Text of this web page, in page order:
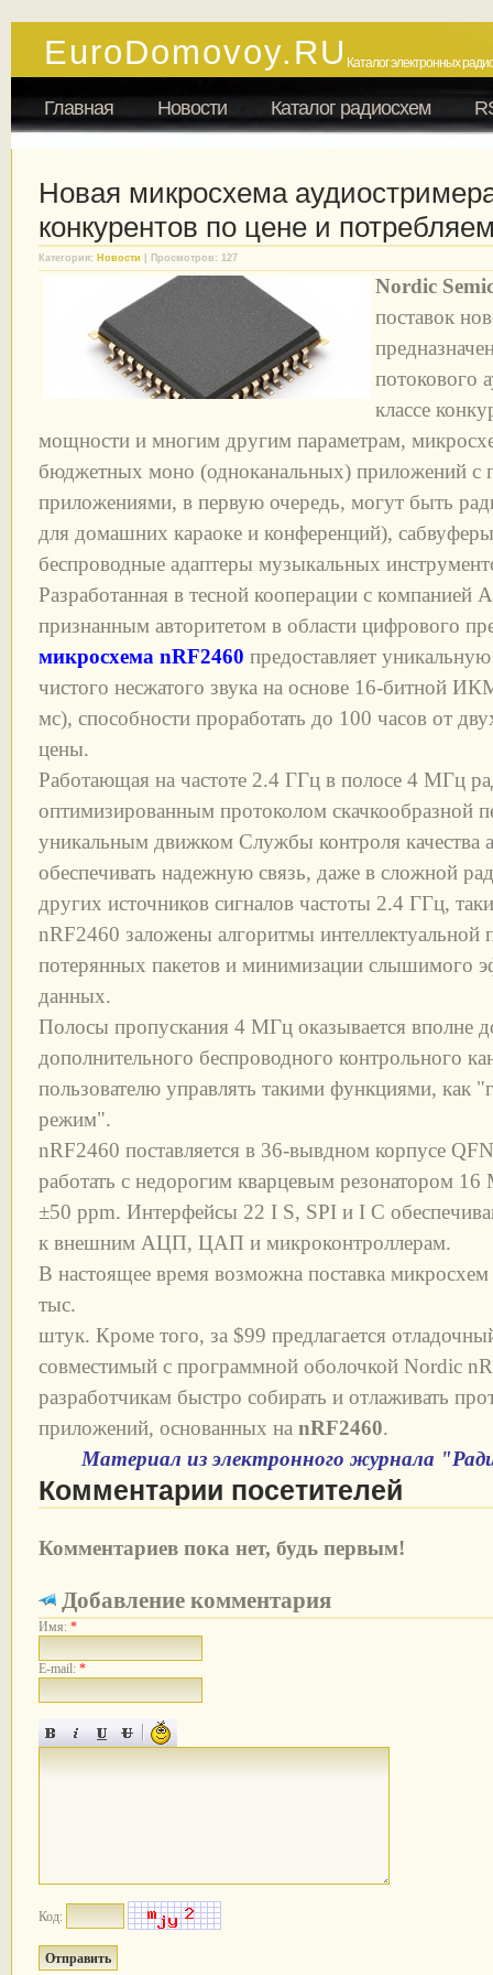
EuroDomovoy.RU Каталог электронных
Главная Новости Каталог радиосхем
Новая микросхема
конкурентов по цене и
Категория: Новости | Просмотров: 127
Nordic
поставок
потокового
классе
мощности и многим другим параметрам,
бюджетных моно (одноканальных) приложений с
приложениями, в первую очередь, могут быть
для домашних караоке и конференций),
беспроводные адаптеры музыкальных
Разработанная в тесной кооперации с компанией
признанным авторитетом в области цифрового
микросхема nRF2460 предоставляет
чистого несжатого звука на основе 16-битной
мс), способности проработать до 100 часов от
цены.
Работающая на частоте 2.4 ГГц в полосе 4 МГц
оптимизированным протоколом скачкообразной
уникальным движком Службы контроля качества
обеспечивать надежную связь, даже в сложной
других источников сигналов частоты 2.4 ГГц,
nRF2460 заложены алгоритмы интеллектуальной
потерянных пакетов и минимизации слышимого
данных.
Полосы пропускания 4 МГц оказывается вполне
дополнительного беспроводного контрольного
пользователю управлять такими функциями, как
режим".
nRF2460 поставляется в 36-вывдном корпусе
работать с недорогим кварцевым резонатором
±50 ppm. Интерфейсы 22 I S, SPI и I C
к внешним АЦП, ЦАП и микроконтроллерам.
В настоящее время возможна поставка
тыс.
штук. Кроме того, за $99 предлагается
совместимый с программной оболочкой Nordic
разработчикам быстро собирать и отлаживать
приложений, основанных на nRF2460.
Материал из электронного журнала
Комментарии посетителей
Комментариев пока нет, будь первым!
Добавление комментария
Имя: *
E-mail: *
Код: